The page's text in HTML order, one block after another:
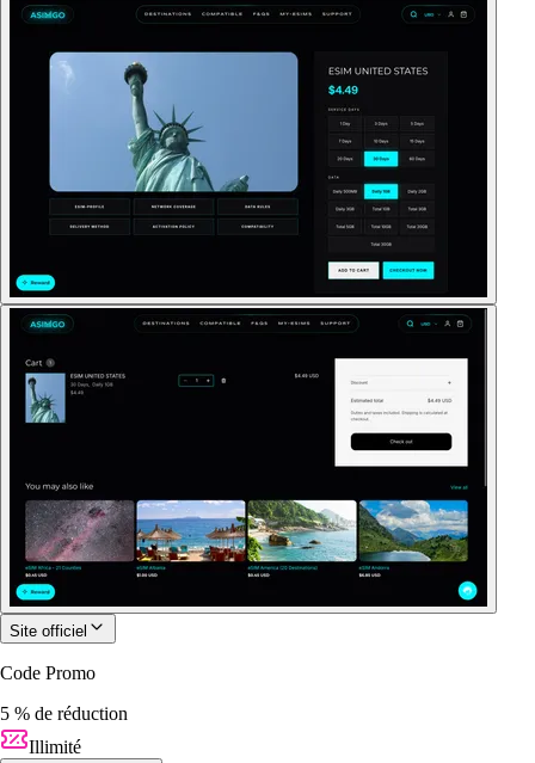
Site officiel
Code Promo
5 % de réduction
Illimité